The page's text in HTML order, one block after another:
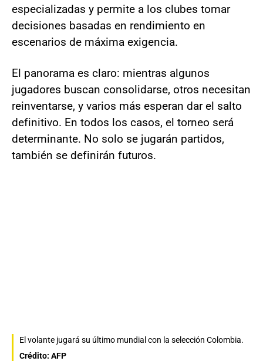
especializadas y permite a los clubes tomar
decisiones basadas en rendimiento en
escenarios de máxima exigencia.
El panorama es claro: mientras algunos
jugadores buscan consolidarse, otros necesitan
reinventarse, y varios más esperan dar el salto
definitivo. En todos los casos, el torneo será
determinante. No solo se jugarán partidos,
también se definirán futuros.
El volante jugará su último mundial con la selección Colombia.
Crédito: AFP